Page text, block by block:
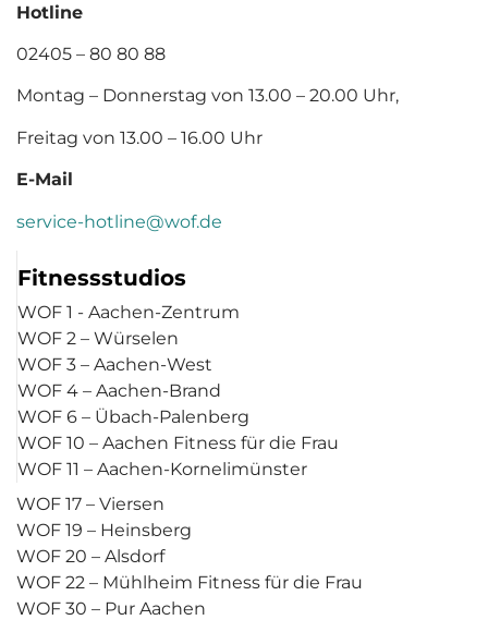
Hotline
02405 – 80 80 88
Montag – Donnerstag von 13.00 – 20.00 Uhr,
Freitag von 13.00 – 16.00 Uhr
E-Mail
service-hotline@wof.de
Fitnessstudios
WOF 1 - Aachen-Zentrum
WOF 2 – Würselen
WOF 3 – Aachen-West
WOF 4 – Aachen-Brand
WOF 6 – Übach-Palenberg
WOF 10 – Aachen Fitness für die Frau
WOF 11 – Aachen-Kornelimünster
WOF 17 – Viersen
WOF 19 – Heinsberg
WOF 20 – Alsdorf
WOF 22 – Mühlheim Fitness für die Frau
WOF 30 – Pur Aachen